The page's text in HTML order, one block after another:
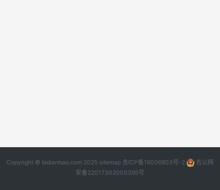
Copyright © bidianbao.com 2025 sitemap 吉ICP备16006803号-2
吉公网
安备22017302000395号